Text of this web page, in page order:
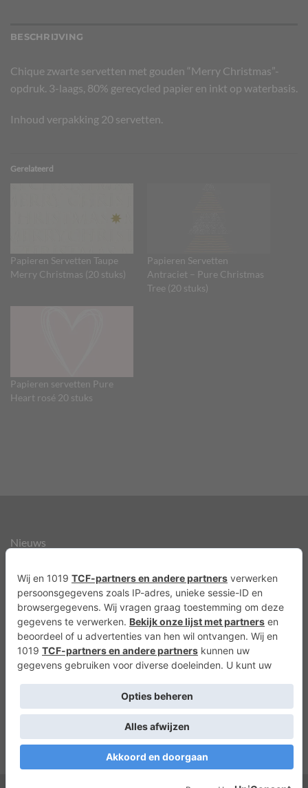
BESCHRIJVING
Chique zwarte servetten met gouden “Merry Christmas”-
opdruk. 3-laags, 80% gerecycled papier en inkt op waterbasis.
Inhoud verpakking 20 servetten.
Gerelateerd
Papieren Servetten Taupe
Merry Christmas (20 stuks)
Papieren Servetten
Antraciet – Pure Christmas
Tree (20 stuks)
Papieren servetten Pure
Heart rosé 20 stuks
Nieuws
Over ons
Agenda
Privacyverklaring